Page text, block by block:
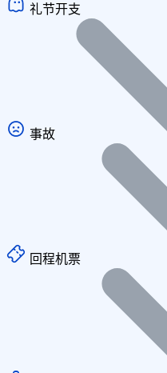
礼节开支
事故
回程机票